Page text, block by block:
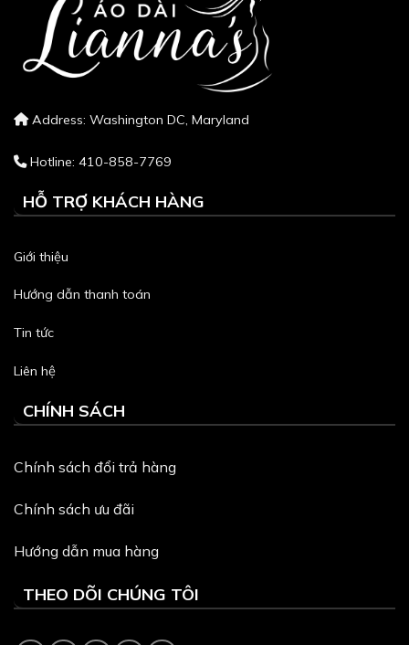
Address: Washington DC, Maryland
Hotline: 410-858-7769
HỖ TRỢ KHÁCH HÀNG
Giới thiệu
Hướng dẫn thanh toán
Tin tức
Liên hệ
CHÍNH SÁCH
Chính sách đổi trả hàng
Chính sách ưu đãi
Hướng dẫn mua hàng
THEO DÕI CHÚNG TÔI